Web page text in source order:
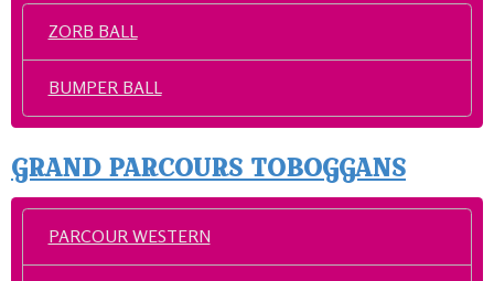
ZORB BALL
BUMPER BALL
GRAND PARCOURS TOBOGGANS
PARCOUR WESTERN